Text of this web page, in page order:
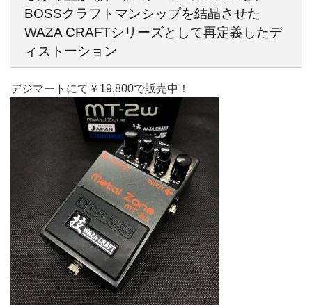
BOSSクラフトマンシップを結晶させた
WAZA CRAFTシリーズとして再定義したデ
ィストーション
デジマートにて￥19,800で販売中！